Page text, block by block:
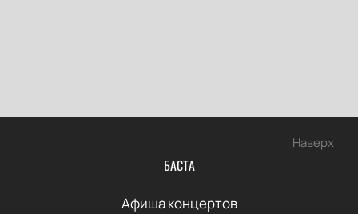
Наверх
БАСТА
Афиша концертов